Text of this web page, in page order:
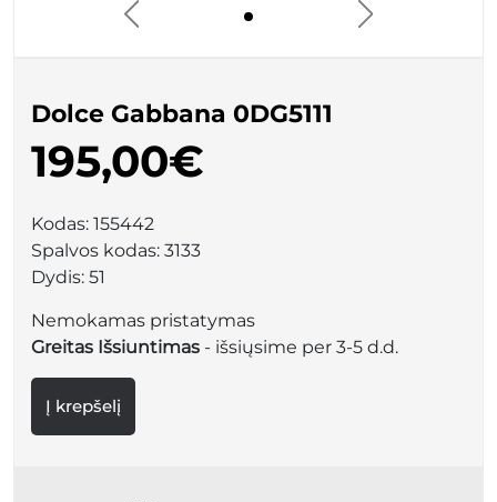
Dolce Gabbana 0DG5111
195,00€
Kodas: 155442
Spalvos kodas: 3133
Dydis: 51
Nemokamas pristatymas
Greitas Išsiuntimas - išsiųsime per 3-5 d.d.
Į krepšelį